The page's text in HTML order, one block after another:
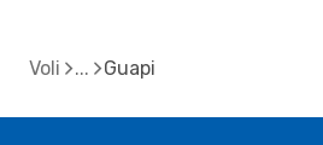
Voli Guapi